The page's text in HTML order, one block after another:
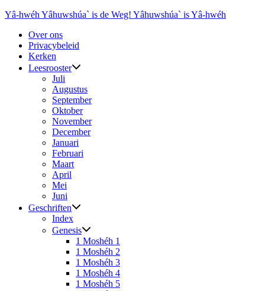
Ga
inhoud
Yâ-hwéh Yâhuwshúa` is de Weg! Yâhuwshúa` is Yâ-hwéh
Over ons
Privacybeleid
Kerken
Leesrooster
Juli
Augustus
September
Oktober
November
December
Januari
Februari
Maart
April
Mei
Juni
Geschriften
Index
Genesis
1 Moshéh 1
1 Moshéh 2
1 Moshéh 3
1 Moshéh 4
1 Moshéh 5